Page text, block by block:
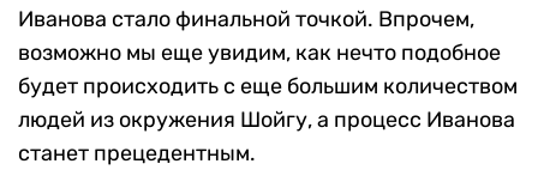
Иванова стало финальной точкой. Впрочем,
возможно мы еще увидим, как нечто подобное
будет происходить с еще большим количеством
людей из окружения Шойгу, а процесс Иванова
станет прецедентным.